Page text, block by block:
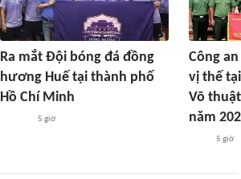
Ra mắt Đội bóng đá đồng
hương Huế tại thành phố
Hồ Chí Minh
5 giờ
Công
vị thế
Võ
năm
5 giờ